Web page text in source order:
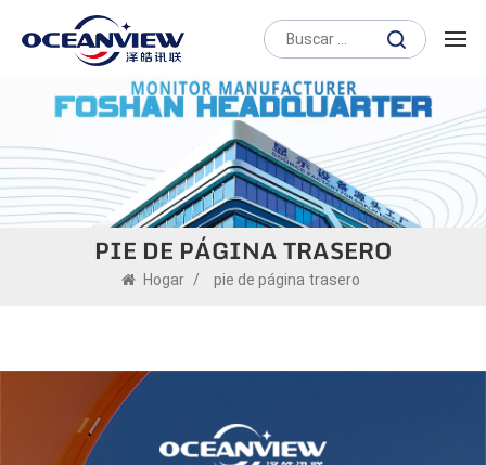
PIE DE PÁGINA TRASERO
Hogar / pie de página trasero